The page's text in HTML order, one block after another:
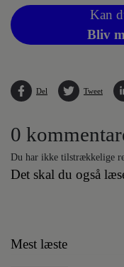
Kan
Bliv
Del Tweet
0
Du har ikke tilstrækkelige
Det skal du også
Mest læste